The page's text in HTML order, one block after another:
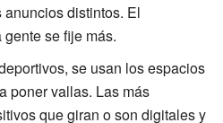
distintos. El
se fije más.
se usan los espacios
poner vallas. Las más
que giran o son digitales y